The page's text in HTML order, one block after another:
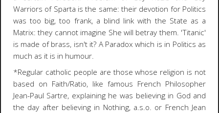
Warriors of Sparta is the same: their devotion for Politics
was too big, too frank, a blind link with the State as a
Matrix: they cannot imagine She will betray them. 'Titanic'
is made of brass, isn't it? A Paradox which is in Politics as
much as it is in humour.
*Regular catholic people are those whose religion is not
based on Faith/Ratio, like famous French Philosopher
Jean-Paul Sartre, explaining he was believing in God and
the day after believing in Nothing, a.s.o. or French Jean